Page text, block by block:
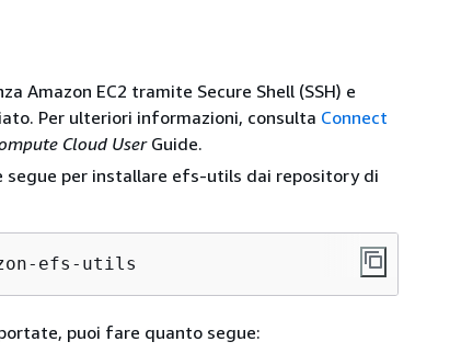
Amazon EC2 tramite Secure Shell (SSH) e
Per ulteriori informazioni, consulta Connect
Cloud UserGuide.
segue per installare efs-utils dai repository di
efs-utils
puoi fare quanto segue: